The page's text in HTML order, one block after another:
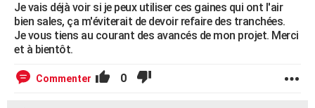
Je vais déjà voir si je peux utiliser ces gaines qui ont l'air
bien sales, ça m'éviterait de devoir refaire des tranchées.
Je vous tiens au courant des avancés de mon projet. Merci
et à bientôt.
Commenter 0